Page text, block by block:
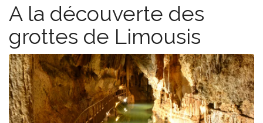
A la découverte des
grottes de Limousis